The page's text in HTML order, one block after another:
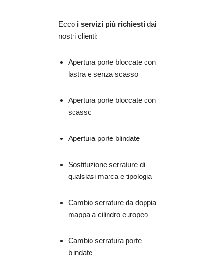
Ecco i servizi più richiesti dai
nostri clienti:
Apertura porte bloccate con
lastra e senza scasso
Apertura porte bloccate con
scasso
Apertura porte blindate
Sostituzione serrature di
qualsiasi marca e tipologia
Cambio serrature da doppia
mappa a cilindro europeo
Cambio serratura porte
blindate